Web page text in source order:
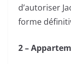
d’autoriser
forme
2 –